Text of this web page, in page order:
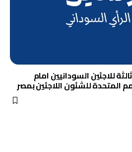
للاجئين السودانيين امام
المتحدة للشئون اللاجئين بمصر